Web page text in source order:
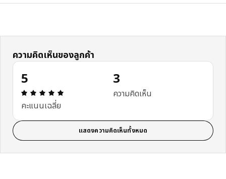
ความคิดเห็นของลูกค้า
5
ความคิดเห็น: 5 จาก 5 ดาว รีวิวทั้งหมด: 3
คะแนนเฉลี่ย
3
ความคิดเห็น
แสดงความคิดเห็นทั้งหมด